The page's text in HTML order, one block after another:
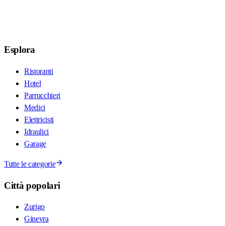
Esplora
Ristoranti
Hotel
Parrucchieri
Medici
Elettricisti
Idraulici
Garage
Tutte le categorie
Città popolari
Zurigo
Ginevra